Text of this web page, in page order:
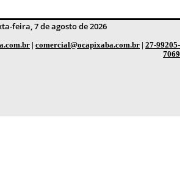
feira, 7 de agosto de 2026
| comercial@ocapixaba.com.br | 27-99205-
7069